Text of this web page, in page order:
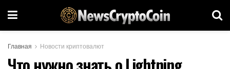
Главная Новости криптовалют